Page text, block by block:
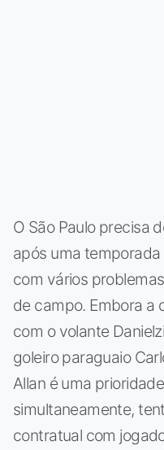
O São Paulo precisa
após uma
com vários
de campo. Embora a
com o volante
goleiro paraguaio
Allan é uma
simultaneamente,
contratual com